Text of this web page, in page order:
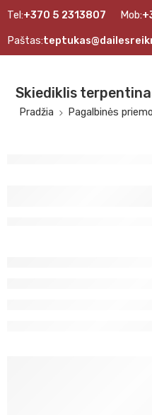
Tel:+370 5 2313807 Mob:
Paštas:
Skiediklis
Pradžia Pagalbinės